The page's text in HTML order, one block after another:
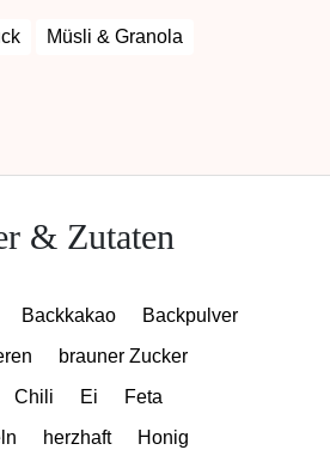
Müsli & Granola
& Zutaten
Backkakao
Backpulver
brauner Zucker
Chili Ei
Feta
herzhaft
Honig